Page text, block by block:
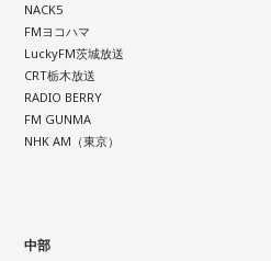
NACK5
FMヨコハマ
LuckyFM茨城放送
CRT栃木放送
RADIO BERRY
FM GUNMA
NHK AM（東京）
中部